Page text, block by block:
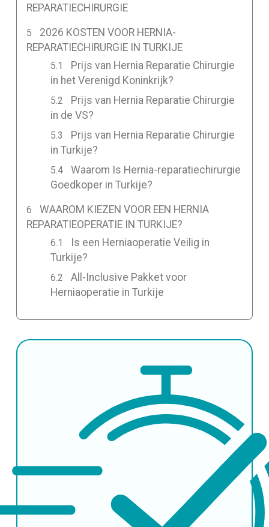
REPARATIECHIRURGIE
2026 KOSTEN VOOR HERNIA-
REPARATIECHIRURGIE IN TURKIJE
Prijs van Hernia Reparatie Chirurgie
in het Verenigd Koninkrijk?
Prijs van Hernia Reparatie Chirurgie
in de VS?
Prijs van Hernia Reparatie Chirurgie
in Turkije?
Waarom Is Hernia-reparatiechirurgie
Goedkoper in Turkije?
WAAROM KIEZEN VOOR EEN HERNIA
REPARATIEOPERATIE IN TURKIJE?
Is een Herniaoperatie Veilig in
Turkije?
All-Inclusive Pakket voor
Herniaoperatie in Turkije